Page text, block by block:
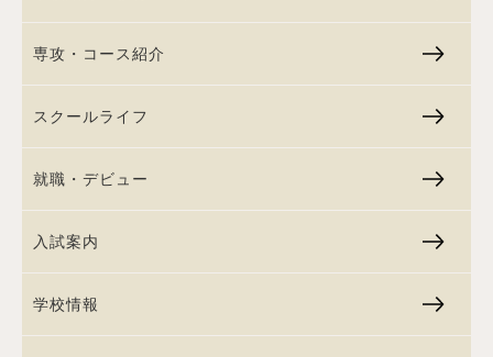
専攻・コース紹介
スクールライフ
就職・デビュー
入試案内
学校情報